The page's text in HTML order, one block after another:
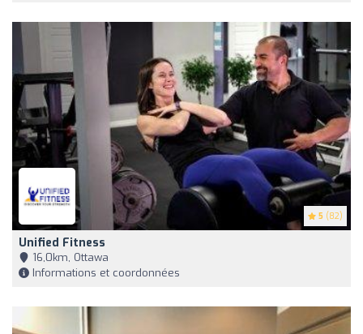
5 (82)
Unified Fitness
16,0km, Ottawa
Informations et coordonnées